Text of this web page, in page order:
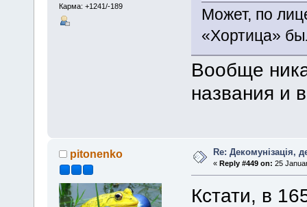
Карма: +1241/-189
Может, по
«Хортица»
Вообще
названия и
pitonenko Re: Декомунізація,
«Reply #449 on: 25
Кстати, в